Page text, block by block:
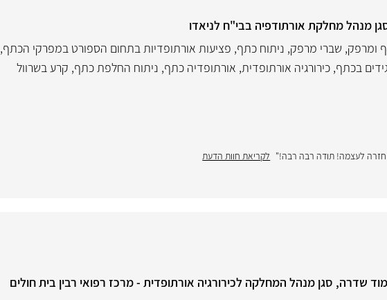
מנהל מחלקת אורתודפיה בבי"ח לניאדו
ומרפק, שברי מרפק, ניתוח כתף, פציעות אורתופדיות בתחום הספורט במפרקי הכתף,
בכתף, כירורגיה אורתופדית, אורתופדיה כתף, ניתוח החלפת כתף, קרע בשרוול
חזרה לעצמה! תודה רבה רבה!" לקריאת חוות הדעת
שדרה, סגן מנהל המחלקה לכירורגיה אורתופדית - מרכז רפואי רבין בית חולים